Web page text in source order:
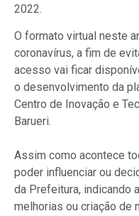
2022.
O formato virtual neste
coronavírus, a fim de
acesso vai ficar
o desenvolvimento da
Centro de Inovação e
Barueri.
Assim como acontece
poder influenciar ou
da Prefeitura, indicando
melhorias ou criação de